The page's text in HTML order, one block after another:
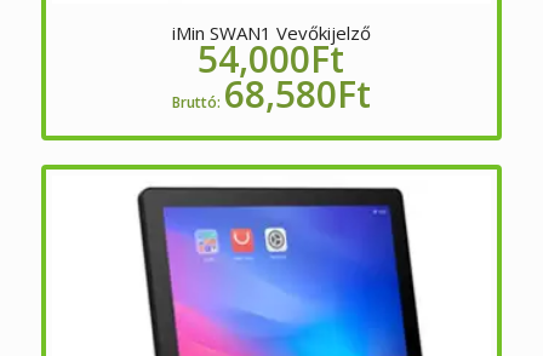
iMin SWAN1 Vevőkijelző
54,000Ft
Bruttó: 68,580Ft